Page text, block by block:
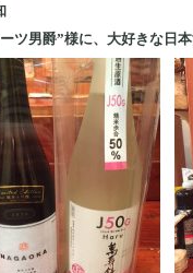
ツ男爵”様に、大好きな日